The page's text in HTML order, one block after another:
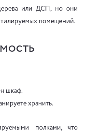
или ДСП, но они
помещений.
шкаф.
хранить.
полками, что